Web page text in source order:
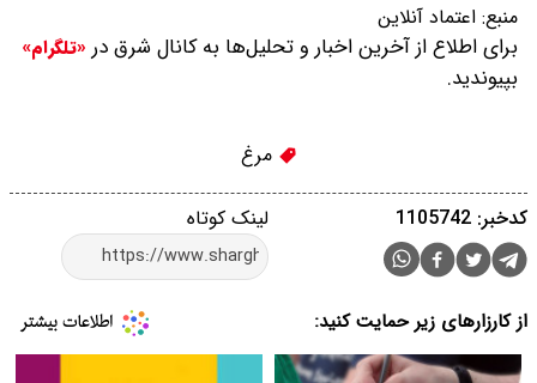
منبع: اعتماد آنلاین
برای اطلاع از آخرین اخبار و تحلیل‌ها به کانال شرق در «تلگرام»
بپیوندید.
مرغ
لینک کوتاه کدخبر: 1105742
از کارزارهای زیر حمایت کنید: